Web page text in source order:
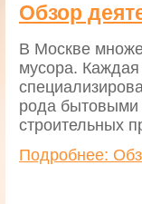
Обзор
В Москве
мусора. Каждая
рода бытовыми
строительных
Подробнее: